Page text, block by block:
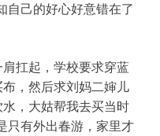
自己的好心好意错在了
肩扛起，学校要求穿蓝
，然后求刘妈二婶儿
，大姑帮我去买当时
只有外出春游，家里才